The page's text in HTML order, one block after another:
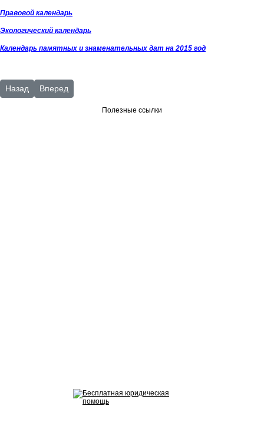
Правовой календарь
Экологический календарь
Календарь памятных и знаменательных дат на 2015 год
Предыдущий: Календарь правовой
Назад Следующий: Год экологии
Вперед
Полезные ссылки